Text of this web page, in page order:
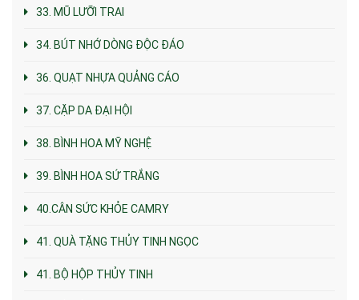
33. MŨ LƯỠI TRAI
34. BÚT NHỚ DÒNG ĐỘC ĐÁO
36. QUẠT NHỰA QUẢNG CÁO
37. CẶP DA ĐẠI HỘI
38. BÌNH HOA MỸ NGHỆ
39. BÌNH HOA SỨ TRẮNG
40.CÂN SỨC KHỎE CAMRY
41. QUÀ TẶNG THỦY TINH NGỌC
41. BỘ HỘP THỦY TINH